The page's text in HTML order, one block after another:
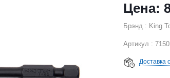
Брэнд : King
Артикул :
Доставка